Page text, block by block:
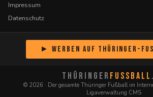
Impressum
Datenschutz
► Werben auf Thüringer-
THÜRINGER FUSSBALL
© 2026 · Der gesamte Thüringer Fußball im
Ligaverwaltung CMS